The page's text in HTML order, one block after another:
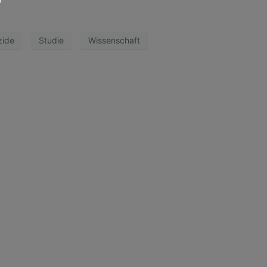
Studie Wissenschaft